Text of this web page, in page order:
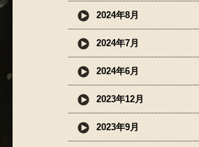
2024年8月
2024年7月
2024年6月
2023年12月
2023年9月